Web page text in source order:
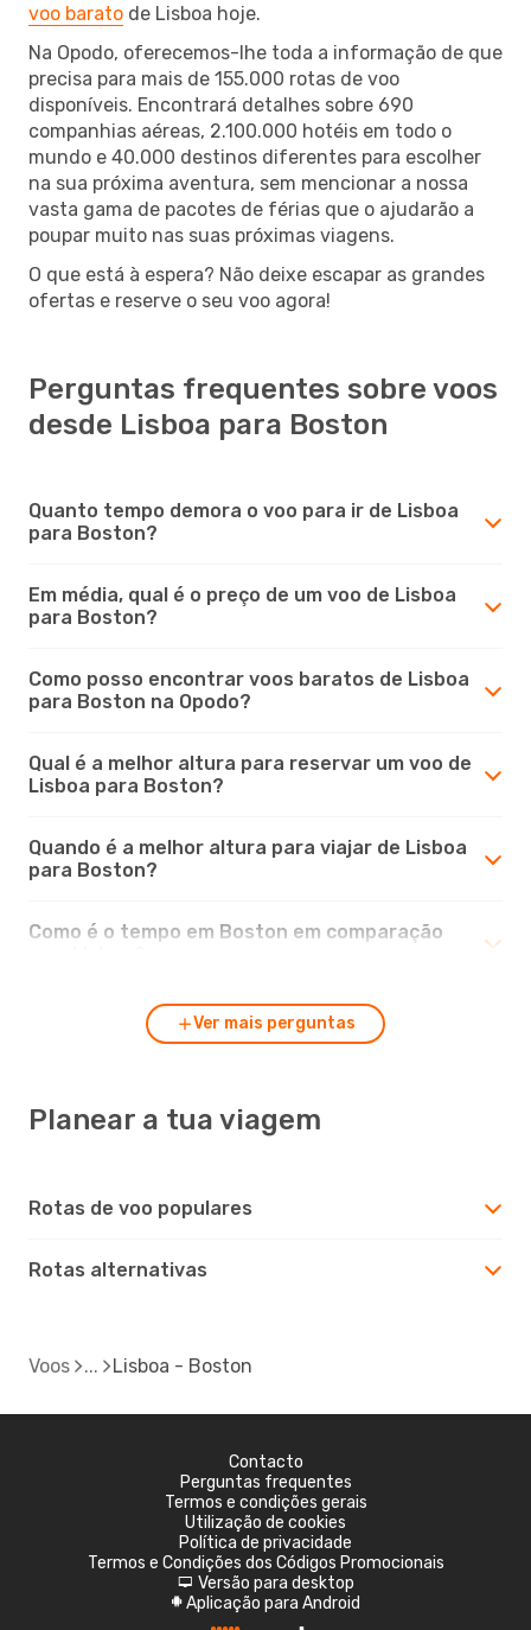
voo barato de Lisboa hoje.
Na Opodo, oferecemos-lhe toda a informação de que
precisa para mais de 155.000 rotas de voo
disponíveis. Encontrará detalhes sobre 690
companhias aéreas, 2.100.000 hotéis em todo o
mundo e 40.000 destinos diferentes para escolher
na sua próxima aventura, sem mencionar a nossa
vasta gama de pacotes de férias que o ajudarão a
poupar muito nas suas próximas viagens.
O que está à espera? Não deixe escapar as grandes
ofertas e reserve o seu voo agora!
Perguntas frequentes sobre voos
desde Lisboa para Boston
Quanto tempo demora o voo para ir de Lisboa
para Boston?
Em média, qual é o preço de um voo de Lisboa
para Boston?
Como posso encontrar voos baratos de Lisboa
para Boston na Opodo?
Qual é a melhor altura para reservar um voo de
Lisboa para Boston?
Quando é a melhor altura para viajar de Lisboa
para Boston?
Como é o tempo em Boston em comparação
Ver mais perguntas
Planear a tua viagem
Rotas de voo populares
Rotas alternativas
Voos Lisboa - Boston
Contacto
Perguntas frequentes
Termos e condições gerais
Utilização de cookies
Política de privacidade
Termos e Condições dos Códigos Promocionais
d Versão para desktop
A Aplicação para Android